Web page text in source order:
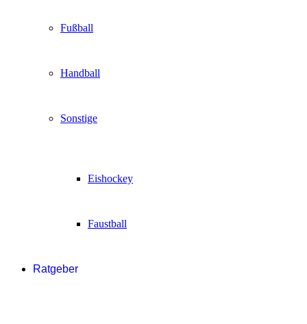
Fußball
Handball
Sonstige
Eishockey
Faustball
Ratgeber